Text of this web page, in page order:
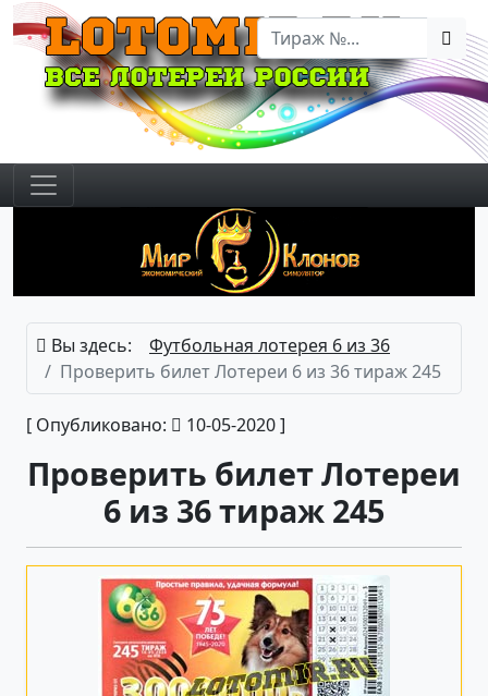
Вы здесь:
Футбольная лотерея 6 из 36
Проверить билет Лотереи 6 из 36 тираж 245
[ Опубликовано: 10-05-2020 ]
Проверить билет Лотереи
6 из 36 тираж 245